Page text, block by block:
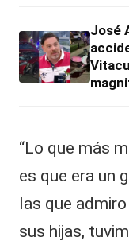
José
“Lo que más
es que era un
las que
sus hijas,